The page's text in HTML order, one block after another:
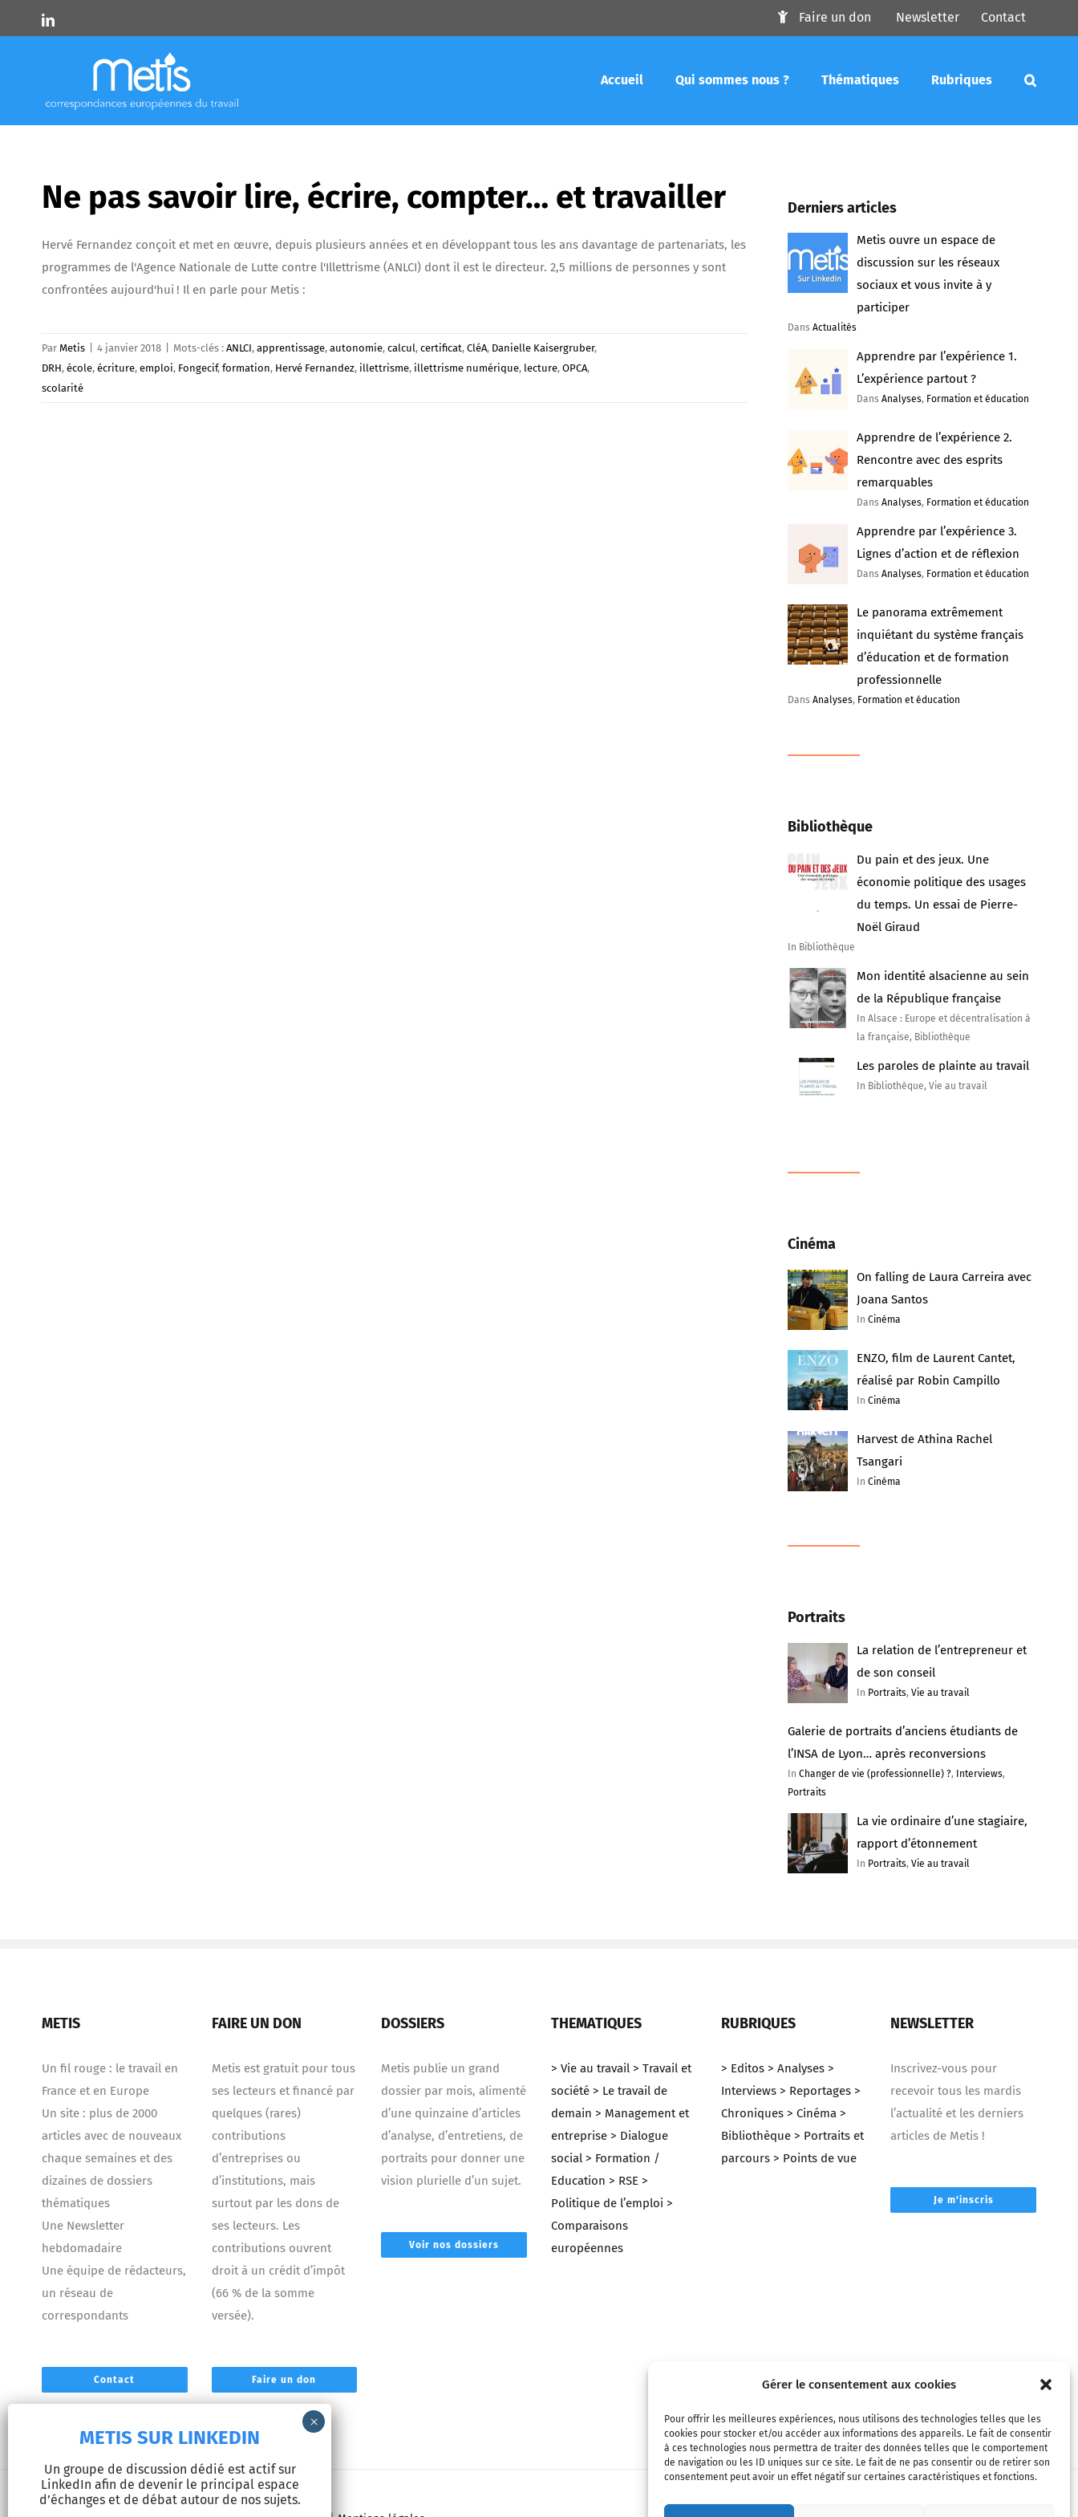
Gérer le consentement aux cookies
Pour offrir les meilleures expériences, nous utilisons des technologies telles que les
cookies pour stocker et/ou accéder aux informations des appareils. Le fait de consentir
à ces technologies nous permettra de traiter des données telles que le comportement
de navigation ou les ID uniques sur ce site. Le fait de ne pas consentir ou de retirer son
consentement peut avoir un effet négatif sur certaines caractéristiques et fonctions.
to
LinkedIn Faire un don Newsletter Contact
Accueil Qui sommes nous ? Thématiques Rubriques
Ne pas savoir lire, écrire, compter… et travailler
Hervé Fernandez conçoit et met en œuvre, depuis plusieurs années et en développant tous les ans davantage de partenariats, les
programmes de l'Agence Nationale de Lutte contre l'Illettrisme (ANLCI) dont il est le directeur. 2,5 millions de personnes y sont
confrontées aujourd'hui ! Il en parle pour Metis :
Par Metis 4 janvier 2018 Mots-clés : ANLCI, apprentissage, autonomie, calcul, certificat, CléA, Danielle Kaisergruber,
DRH, école, écriture, emploi, Fongecif, formation, Hervé Fernandez, illettrisme, illettrisme numérique, lecture, OPCA,
scolarité
Derniers articles
Metis ouvre un espace de
discussion sur les réseaux
sociaux et vous invite à y
participer
Dans Actualités
Apprendre par l’expérience 1.
L’expérience partout ?
DansAnalyses, Formation et éducation
Apprendre de l’expérience 2.
Rencontre avec des esprits
remarquables
DansAnalyses, Formation et éducation
Apprendre par l’expérience 3.
Lignes d’action et de réflexion
DansAnalyses, Formation et éducation
Le panorama extrêmement
inquiétant du système français
d’éducation et de formation
professionnelle
Dans Analyses, Formation et éducation
Bibliothèque
Du pain et des jeux. Une
économie politique des usages
du temps. Un essai de Pierre-
Noël Giraud
In Bibliothèque
Mon identité alsacienne au sein
de la République française
In Alsace : Europe et décentralisation à
la française, Bibliothèque
Les paroles de plainte au travail
In Bibliothèque, Vie au travail
Cinéma
On falling de Laura Carreira avec
Joana Santos
InCinéma
ENZO, film de Laurent Cantet,
réalisé par Robin Campillo
InCinéma
Harvest de Athina Rachel
Tsangari
InCinéma
Portraits
La relation de l’entrepreneur et
de son conseil
In Portraits,Vie au travail
Galerie de portraits d’anciens étudiants de
l’INSA de Lyon… après reconversions
In Changer de vie (professionnelle) ?, Interviews,
Portraits
La vie ordinaire d’une stagiaire,
rapport d’étonnement
In Portraits,Vie au travail
METIS
Un fil rouge : le travail en
France et en Europe
Un site : plus de 2000
articles avec de nouveaux
chaque semaines et des
dizaines de dossiers
thématiques
Une Newsletter
hebdomadaire
Une équipe de rédacteurs,
un réseau de
correspondants
Contact
FAIRE UN DON
Metis est gratuit pour tous
ses lecteurs et financé par
quelques (rares)
contributions
d’entreprises ou
d’institutions, mais
surtout par les dons de
ses lecteurs. Les
contributions ouvrent
droit à un crédit d’impôt
(66 % de la somme
versée).
Faire un don
DOSSIERS
Metis publie un grand
dossier par mois, alimenté
d’une quinzaine d’articles
d’analyse, d’entretiens, de
portraits pour donner une
vision plurielle d’un sujet.
Voir nos dossiers
THEMATIQUES
> Vie au travail > Travail et
société > Le travail de
demain > Management et
entreprise > Dialogue
social > Formation /
Education > RSE >
Politique de l’emploi >
Comparaisons
européennes
RUBRIQUES
> Editos > Analyses >
Interviews > Reportages >
Chroniques > Cinéma >
Bibliothèque > Portraits et
parcours > Points de vue
NEWSLETTER
Inscrivez-vous pour
recevoir tous les mardis
l’actualité et les derniers
articles de Metis !
Je m'inscris
METIS SUR LINKEDIN
Un groupe de discussion dédié est actif sur
LinkedIn afin de devenir le principal espace
d’échanges et de débat autour de nos sujets.